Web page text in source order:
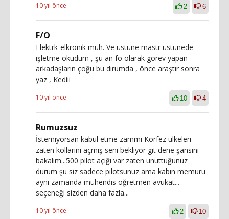
10 yıl önce 2 6
F/O
Elektrk-elkronik müh. Ve üstüne mastr üstünede
işletme okudum , şu an fo olarak görev yapan
arkadaşların çoğu bu dırumda , önce araştır sonra
yaz , Kediii
10 yıl önce 10 4
Rumuzsuz
İstemiyorsan kabul etme zammı Körfez ülkeleri
zaten kollarını açmış seni bekliyor git dene şansını
bakalım...500 pilot açığı var zaten unuttuğunuz
durum şu siz sadece pilotsunuz ama kabin memuru
aynı zamanda mühendis öğretmen avukat...
seçeneği sizden daha fazla...
10 yıl önce 2 10